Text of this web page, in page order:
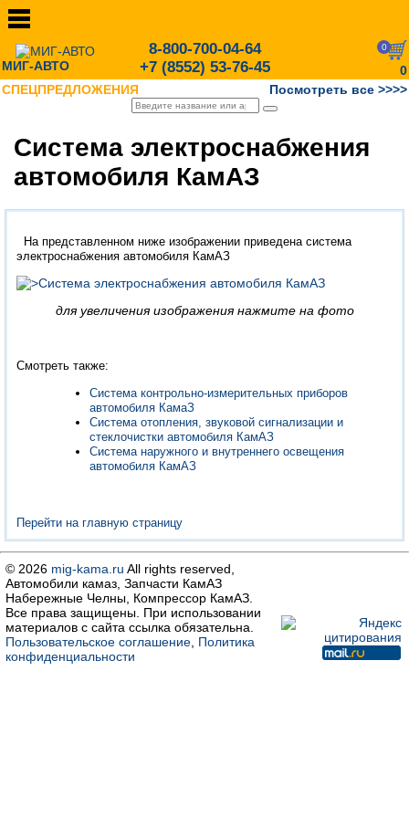
МИГ-АВТО
8-800-700-04-64
+7 (8552) 53-76-45
0
0
СПЕЦПРЕДЛОЖЕНИЯ
Посмотреть все >>>>
Система электроснабжения
автомобиля КамАЗ
На представленном ниже изображении приведена система
электроснабжения автомобиля КамАЗ
для увеличения изображения нажмите на фото
Смотреть также:
Система контрольно-измерительных приборов
автомобиля КамаЗ
Система отопления, звуковой сигнализации и
стеклочистки автомобиля КамАЗ
Система наружного и внутреннего освещения
автомобиля КамАЗ
Перейти на главную страницу
© 2026 mig-kama.ru All rights reserved,
Автомобили камаз, Запчасти КамАЗ
Набережные Челны, Компрессор КамАЗ.
Все права защищены. При использовании
материалов с сайта ссылка обязательна.
Пользовательское соглашение Политика
конфиденциальности